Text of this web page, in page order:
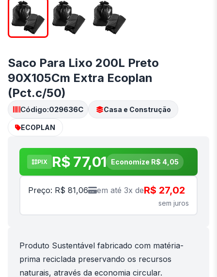
Saco Para Lixo 200L Preto
90X105Cm Extra Ecoplan
(Pct.c/50)
Código:029636C Casa e Construção
ECOPLAN
PIX R$ 77,01 Economize R$ 4,05
Preço: R$ 81,06 em até 3x deR$ 27,02
sem juros
Produto Sustentável fabricado com matéria-
prima reciclada preservando os recursos
naturais, através da economia circular.